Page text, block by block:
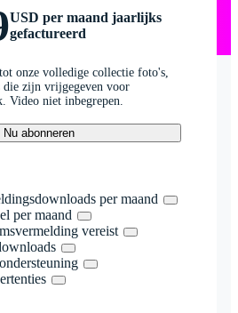
USD per maand jaarlijks
gefactureerd
onze volledige collectie foto's,
die zijn vrijgegeven voor
Video niet inbegrepen.
Nu abonneren
per maand
per maand
vereist